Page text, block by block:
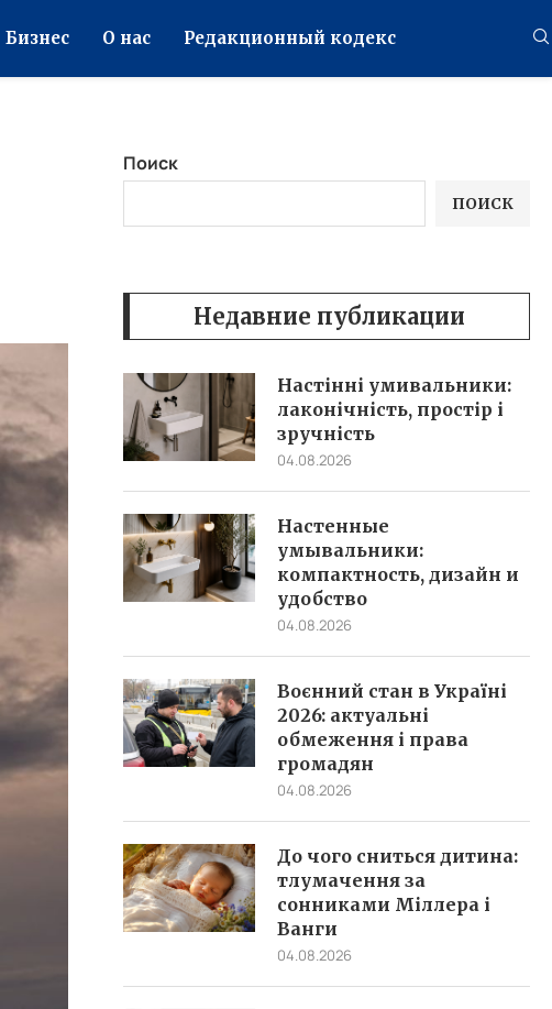
Бизнес О нас Редакционный кодекс
Поиск
ПОИСК
Недавние публикации
Настінні умивальники:
лаконічність, простір і
зручність
04.08.2026
Настенные
умывальники:
компактность, дизайн и
удобство
04.08.2026
Воєнний стан в Україні
2026: актуальні
обмеження і права
громадян
04.08.2026
До чого сниться дитина:
тлумачення за
сонниками Міллера і
Ванги
04.08.2026